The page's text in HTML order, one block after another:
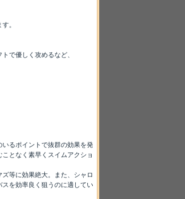
。
で優しく攻めるなど、
るポイントで抜群の効果を発
となく素早くスイムアクショ
等に効果絶大。また、シャロ
を効率良く狙うのに適してい